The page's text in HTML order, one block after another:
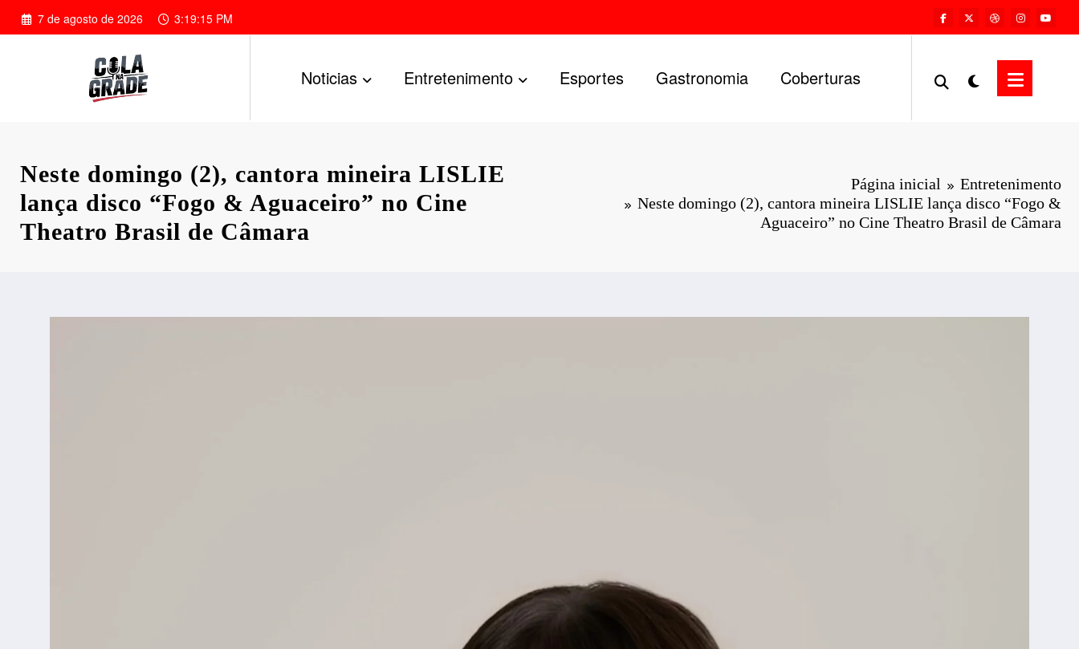
Pular
para
7 de agosto de 2026 3:19:17 PM
Noticias Entretenimento Esportes Gastronomia Coberturas
Neste domingo (2), cantora mineira LISLIE
lança disco “Fogo & Aguaceiro” no Cine
Theatro Brasil de Câmara
Página inicial
Entretenimento
Neste domingo (2), cantora mineira LISLIE lança disco “Fogo &
Aguaceiro” no Cine Theatro Brasil de Câmara